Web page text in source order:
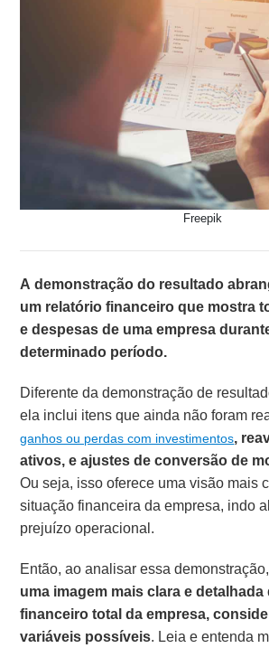
Freepik
A demonstração do resultado
um relatório financeiro que mostra
e despesas de uma empresa
determinado período.
Diferente da demonstração de
ela inclui itens que ainda não foram
ganhos ou perdas com investimentos,
ativos, e ajustes de conversão de
Ou seja, isso oferece uma visão mais
situação financeira da empresa, indo
prejuízo operacional.
Então, ao analisar essa
uma imagem mais clara e
financeiro total da empresa,
variáveis possíveis. Leia e entenda